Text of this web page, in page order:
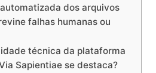
dos arquivos
falhas humanas ou
técnica da plataforma
Sapientiae se destaca?